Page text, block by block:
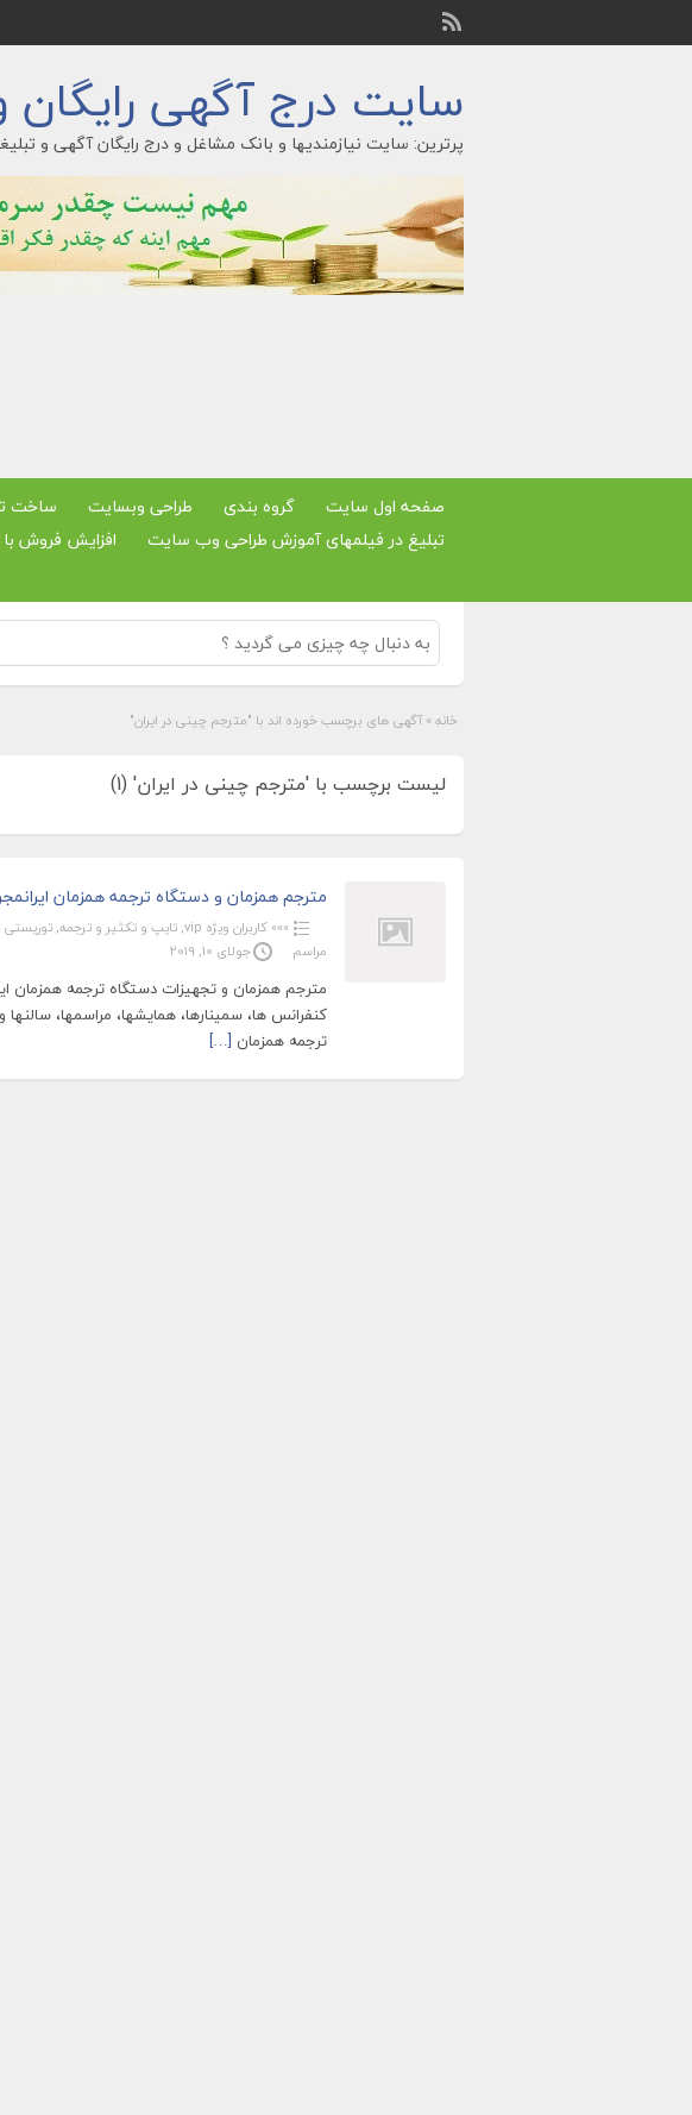
سایت درج آگهی رایگان
پرترین: سایت نیازمندیها و بانک مشاغل و درج رایگان آگهی و
صفحه اول سایت گروه بندی طراحی وبسایت ساخت
تبلیغ در فیلمهای آموزش طراحی وب سایت
افزایش فروش با
خانه » آگهی های برچسب خورده اند با "مترجم چینی در ایران"
لیست برچسب با 'مترجم چینی در ایران' (1)
مترجم همزمان و دستگاه ترجمه همزمان
»»» کاربران ویژه vip , تایپ و تکثیر و ترجمه,
مراسم
جولای 10, 2019
مترجم همزمان و تجهیزات دستگاه ترجمه همزمان
کنفرانس ها، سمینارها، همایشها، مراسمها،
ترجمه همزمان […]